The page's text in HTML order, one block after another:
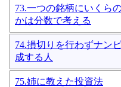
73.一つの銘柄にいくら
かは分数で考える
74.損切りを行わずナン
成する人
75.姉に教えた投資法